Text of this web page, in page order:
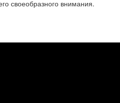
своеобразного внимания.